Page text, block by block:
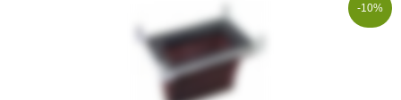
-10%